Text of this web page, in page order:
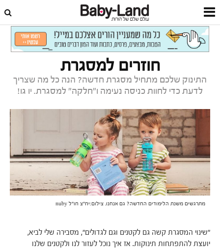
זמן איכות
חוזרים למסגרת
התינוק שלכם מתחיל מסגרת חדשה? הנה כל מה שצריך
לדעת כדי לחוות כניסה נעימה ו"חלקה" למסגרת. יו גו!
מתרגשים משנת הלימודים החדשה? גם אנחנו. צילום:יח"צ חו"ל nuby
"שינוי המסגרת קשה גם לקטנים וגם לגדולים", מסבירה שלי לביא,
יועצת להתפתחות תינוקות. אז איך נוכל לעזור לנו ולקטנים שלנו